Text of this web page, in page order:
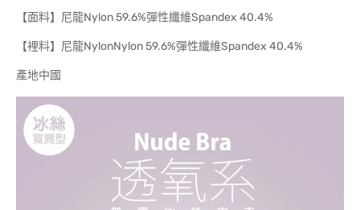
【面料】尼龍Nylon 59.6%彈性纖維Spandex 40.4%
【裡料】尼龍NylonNylon 59.6%彈性纖維Spandex 40.4%
產地中國